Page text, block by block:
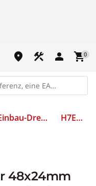
place construction person shopping_cart0
Einbau-Drehzahlmesser H7E 8016D
48x24mm